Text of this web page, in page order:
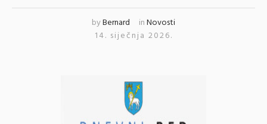
byBernard inNovosti
14. siječnja 2026.